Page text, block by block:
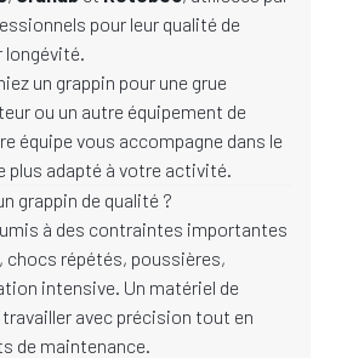
pour leur qualité de
un grappin pour une grue
ou un autre équipement de
équipe vous accompagne dans le
plus adapté à votre activité.
grappin de qualité ?
à des contraintes importantes
chocs répétés, poussières,
intensive. Un matériel de
avec précision tout en
de maintenance.